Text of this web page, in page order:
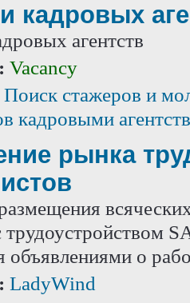
кадровых
агентств
Vacancy
Поиск стажеров и
кадровыми
рынка
трудоустройством
о
LadyWind